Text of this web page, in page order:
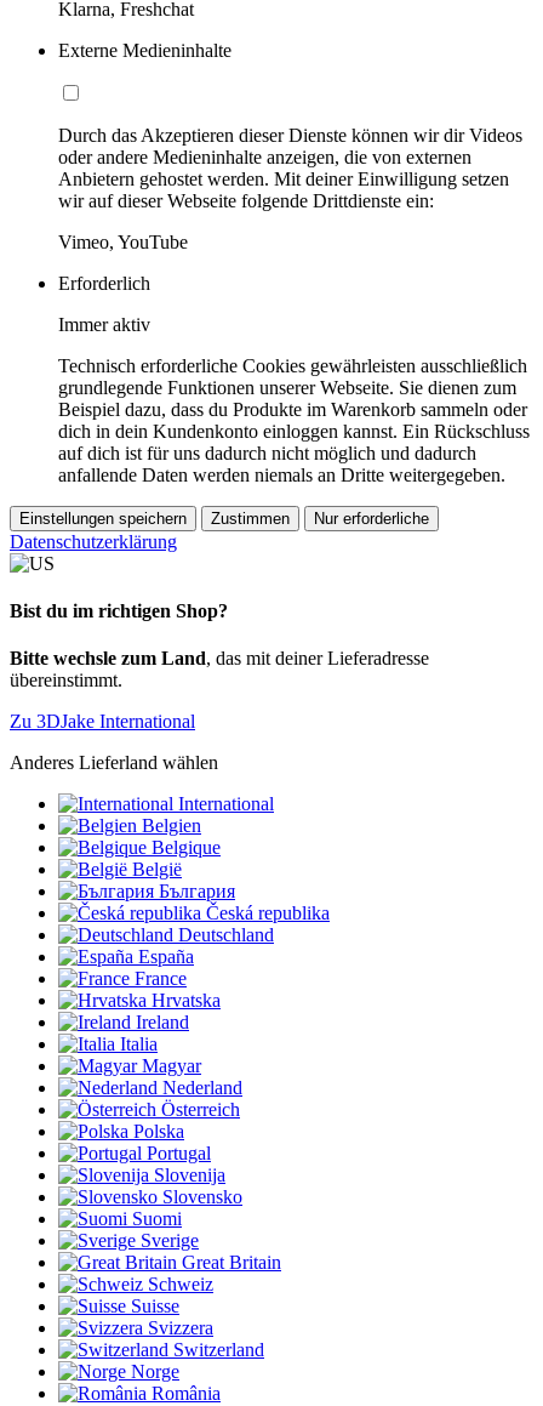
Klarna, Freshchat
Externe Medieninhalte
Durch das Akzeptieren dieser Dienste können wir dir Videos
oder andere Medieninhalte anzeigen, die von externen
Anbietern gehostet werden. Mit deiner Einwilligung setzen
wir auf dieser Webseite folgende Drittdienste ein:
Vimeo, YouTube
Erforderlich
Immer aktiv
Technisch erforderliche Cookies gewährleisten ausschließlich
grundlegende Funktionen unserer Webseite. Sie dienen zum
Beispiel dazu, dass du Produkte im Warenkorb sammeln oder
dich in dein Kundenkonto einloggen kannst. Ein Rückschluss
auf dich ist für uns dadurch nicht möglich und dadurch
anfallende Daten werden niemals an Dritte weitergegeben.
Einstellungen speichern Zustimmen Nur erforderliche
Datenschutzerklärung
Bist du im richtigen Shop?
Bitte wechsle zum Land, das mit deiner Lieferadresse
übereinstimmt.
Zu 3DJake International
Anderes Lieferland wählen
International
Belgien
Belgique
België
България
Česká republika
Deutschland
España
France
Hrvatska
Ireland
Italia
Magyar
Nederland
Österreich
Polska
Portugal
Slovenija
Slovensko
Suomi
Sverige
Great Britain
Schweiz
Suisse
Svizzera
Switzerland
Norge
România